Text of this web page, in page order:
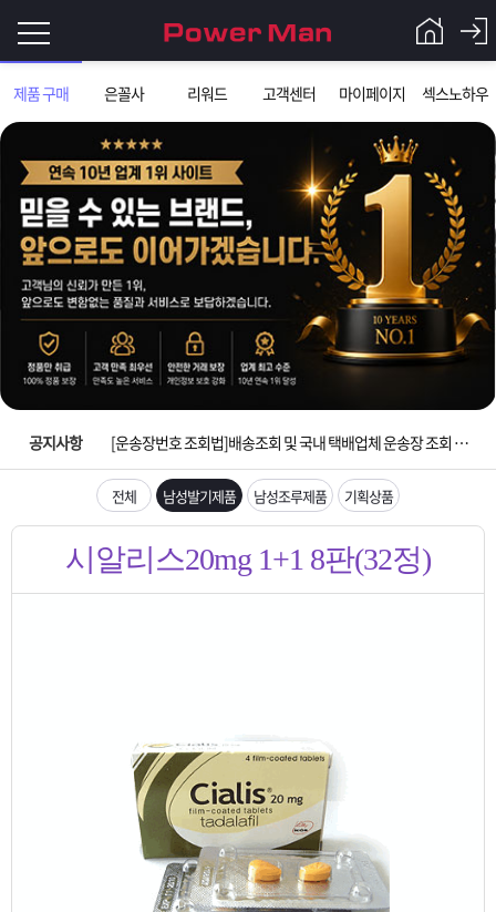
제품 구매 은꼴사 리워드 고객센터 마이페이지 섹스노하우
그
인
이
필
요
니
로
Q&A
파
워
맨
제
품
은
공지사항
입금확인이 안되는 상황을 대비해 꼭 입금후 고객센터 연락바랍니다.
[2026구정 연휴]설 연휴 배송 및 휴무 안내
[ios앱 오픈]아이폰 고객 앱설치 가능합니다.
[무인택배함 이용 안내] 집 밖에 주소로 택배 받기
전체 남성발기제품 남성조루제품 기획상품
시알리스20mg 1+1 8판(32정)